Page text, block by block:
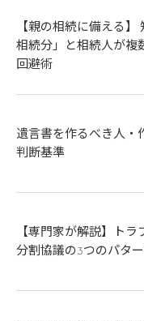
【親の相続に備える
相続分」と相続人が複
回避術
遺言書を作るべき人・
判断基準
【専門家が解説】ト
分割協議の3つのパタ